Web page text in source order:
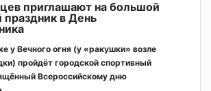
приглашают на большой
праздник в День
у Вечного огня (у «ракушки» возле
пройдёт городской спортивный
Всероссийскому дню